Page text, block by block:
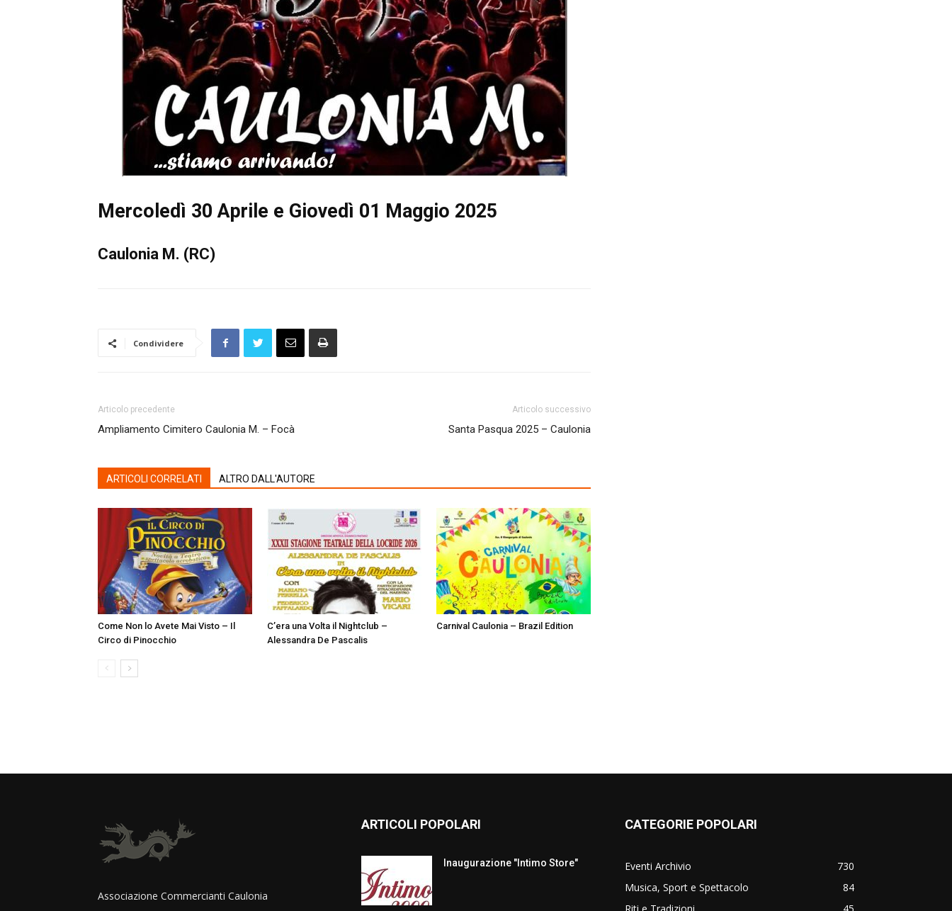
Mercoledì 30 Aprile e Giovedì 01 Maggio 2025
Caulonia M. (RC)
Condividere
Articolo precedente
Ampliamento Cimitero Caulonia M. – Focà
Articolo successivo
Santa Pasqua 2025 – Caulonia
ARTICOLI CORRELATI ALTRO DALL'AUTORE
Come Non lo Avete Mai Visto – Il
Circo di Pinocchio
C’era una Volta il Nightclub –
Alessandra De Pascalis
Carnival Caulonia – Brazil Edition
Associazione Commercianti Caulonia
ARTICOLI POPOLARI
Inaugurazione "Intimo Store"
CATEGORIE POPOLARI
Eventi Archivio
730
Musica, Sport e Spettacolo
84